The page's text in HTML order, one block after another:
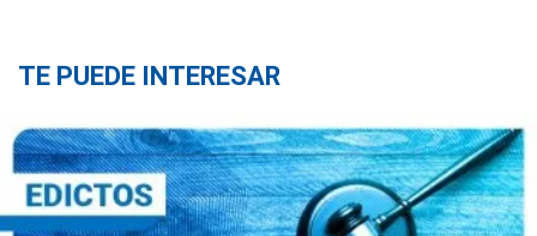
TE PUEDE INTERESAR